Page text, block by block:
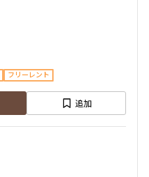
フリーレント
追加